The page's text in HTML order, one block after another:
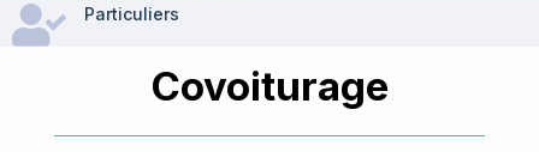
 Particuliers
Covoiturage